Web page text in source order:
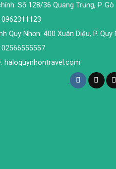
Số 128/36 Quang Trung, P. Gò
Quy Nhơn: 400 Xuân Diệu, P. Quy
02566555557
haloquynhontravel.com